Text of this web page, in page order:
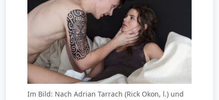
Im Bild: Nach Adrian Tarrach (Rick Okon, l.) und